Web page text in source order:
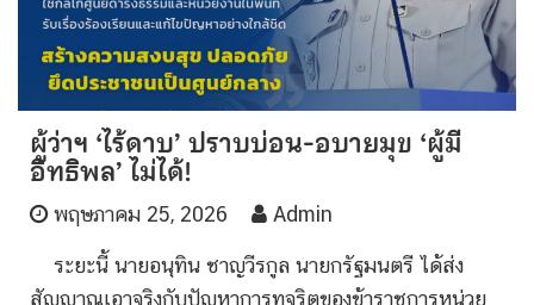
ผู้ว่าฯ ‘ไร้ดาบ’ ปราบบ่อน-อบายมุข ‘ผู้มี
อิทธิพล’ ไม่ได้!
พฤษภาคม 25, 2026 Admin
ระยะนี้ นายอนุทิน ชาญวีรกูล นายกรัฐมนตรี ได้ส่ง
สัญญาณเอาจริงกับปัญหาการทุจริตของข้าราชการหน่วย